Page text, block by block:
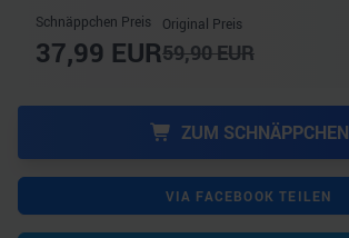
Schnäppchen Preis
37,99 EUR
Original Preis
59,90EUR
ZUM SCHNÄPPCHEN
VIA FACEBOOK TEILEN